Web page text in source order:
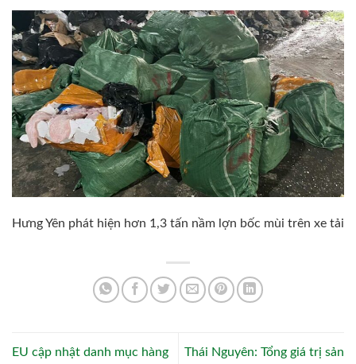
Hưng Yên phát hiện hơn 1,3 tấn nầm lợn bốc mùi trên xe tải
EU cập nhật danh mục hàng
Thái Nguyên: Tổng giá trị sản